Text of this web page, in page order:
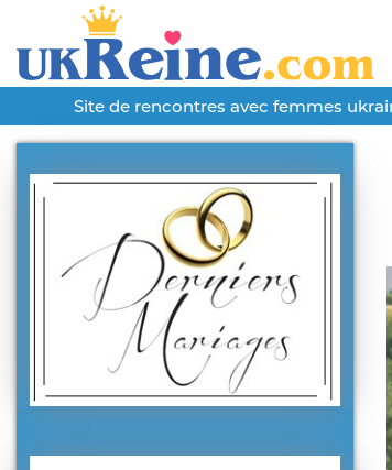
Site de rencontres avec femmes